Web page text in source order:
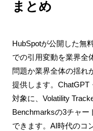
まとめ
HubSpotが公開した無
での引用変動を業界全
問題か業界全体の揺れ
提供します。ChatGPT
対象に、Volatility
Benchmarksの3チャー
できます。AI時代のコ